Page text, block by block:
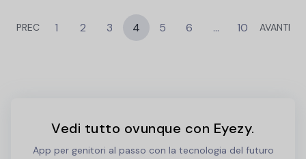
PREC 1 2 3 4 5 6 … 10 AVANTI
Vedi tutto ovunque con Eyezy.
App per genitori al passo con la tecnologia del futuro